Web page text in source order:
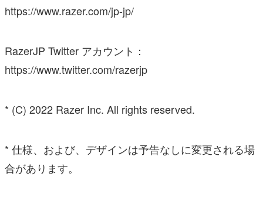
https://www.razer.com/jp-jp/
RazerJP Twitter アカウント：
https://www.twitter.com/razerjp
* (C) 2022 Razer Inc. All rights reserved.
* 仕様、および、デザインは予告なしに変更される場
合があります。